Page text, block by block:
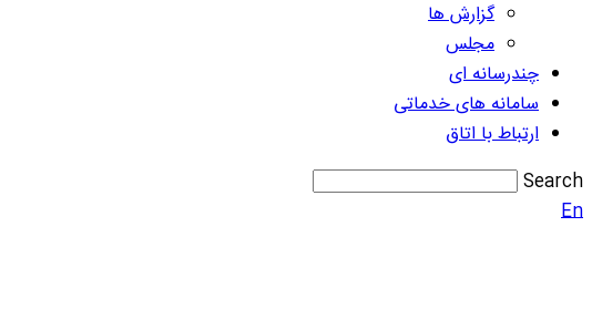
گزارش ها
مجلس
چندرسانه ای
سامانه های خدماتی
ارتباط با اتاق
Search
En